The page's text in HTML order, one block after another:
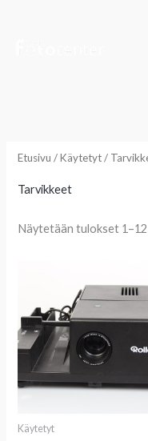
Etusivu /Käytetyt/
Tarvikkeet
Näytetään tulokset
Käytetyt